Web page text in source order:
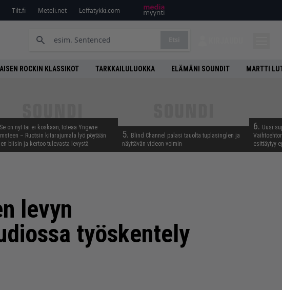
Tilt.fi Meteli.net Leffatykki.com
ROCKIN KLASSIKOT TARKKAILULUOKKA ELÄMÄNI SOUNDIT MARTTI
Se on nyt tai ei koskaan, toteaa Yngwie
– Ruotsin kitarajumala lyö pöytään
biisin ja kertoo tulevasta levystä
5. Blind Channel palasi tauolta tuplasinglen ja
näyttävän videon voimin
6. Uusi
esittäytyy
levyn
työskentely